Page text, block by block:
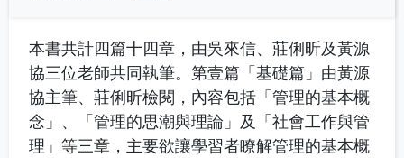
本書共計四篇十四章，由吳來信、莊俐昕及黃源
協三位老師共同執筆。第壹篇「基礎篇」由黃源
協主筆、莊俐昕檢閱，內容包括「管理的基本概
念」、「管理的思潮與理論」及「社會工作與管
理」等三章，主要欲讓學習者瞭解管理的基本概